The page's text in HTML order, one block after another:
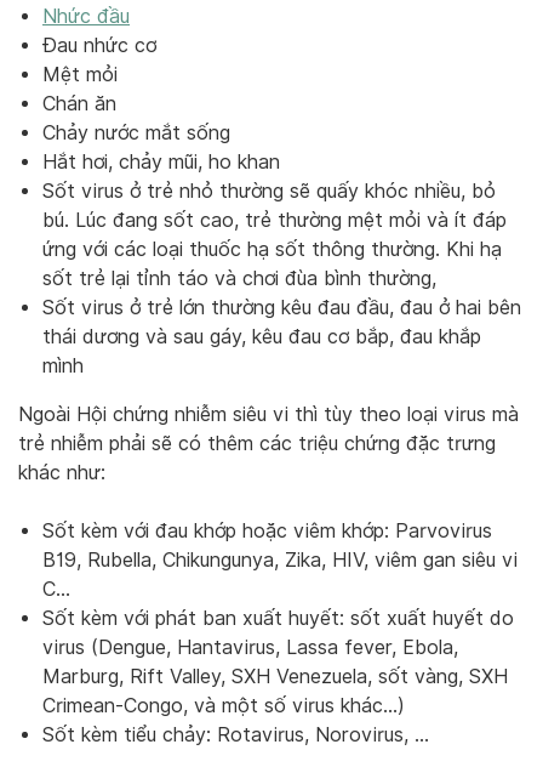
Nhức đầu
Đau nhức cơ
Mệt mỏi
Chán ăn
Chảy nước mắt sống
Hắt hơi, chảy mũi, ho khan
Sốt virus ở trẻ nhỏ thường sẽ quấy khóc nhiều, bỏ
bú. Lúc đang sốt cao, trẻ thường mệt mỏi và ít đáp
ứng với các loại thuốc hạ sốt thông thường. Khi hạ
sốt trẻ lại tỉnh táo và chơi đùa bình thường,
Sốt virus ở trẻ lớn thường kêu đau đầu, đau ở hai bên
thái dương và sau gáy, kêu đau cơ bắp, đau khắp
mình
Ngoài Hội chứng nhiễm siêu vi thì tùy theo loại virus mà
trẻ nhiễm phải sẽ có thêm các triệu chứng đặc trưng
khác như:
Sốt kèm với đau khớp hoặc viêm khớp: Parvovirus
B19, Rubella, Chikungunya, Zika, HIV, viêm gan siêu vi
C…
Sốt kèm với phát ban xuất huyết: sốt xuất huyết do
virus (Dengue, Hantavirus, Lassa fever, Ebola,
Marburg, Rift Valley, SXH Venezuela, sốt vàng, SXH
Crimean-Congo, và một số virus khác…)
Sốt kèm tiểu chảy: Rotavirus, Norovirus, …